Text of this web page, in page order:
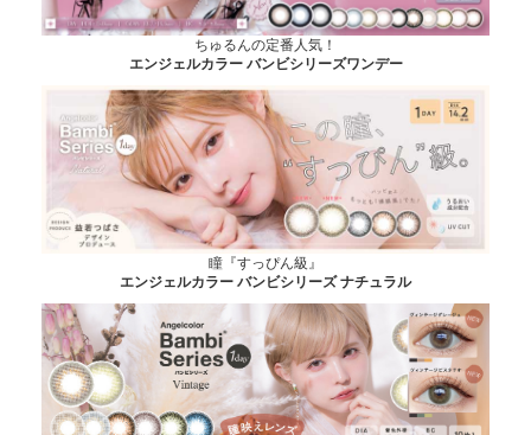
ちゅるんの定番人気！
エンジェルカラー バンビシリーズワンデー
瞳『すっぴん級』
エンジェルカラー バンビシリーズ ナチュラル